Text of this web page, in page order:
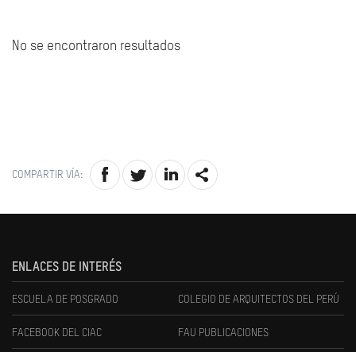
No se encontraron resultados
COMPARTIR VÍA:
ENLACES DE INTERÉS
ESCUELA DE POSGRADO COLEGIO DE ARQUITECTOS DEL PERÚ
FACEBOOK DEL CIAC FAU PUBLICACIONES